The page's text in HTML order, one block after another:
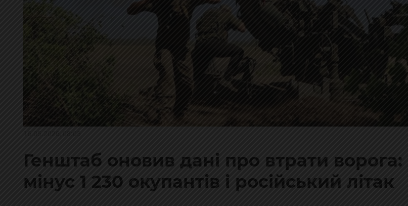
Генштаб оновив дані про втрати ворога:
мінус 1 230 окупантів і російський літак